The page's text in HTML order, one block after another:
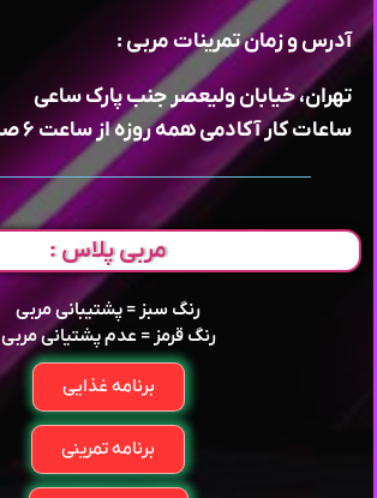
آدرس و زمان تمرینات مربی :
تهران، خیابان ولیعصر جنب پارک ساعی
ساعات کار آکادمی همه روزه از ساعت ۶ صبح الی ۲۴
مربی پلاس :
رنگ سبز = پشتیبانی مربی
رنگ قرمز = عدم پشتیانی مربی
برنامه غذایی
برنامه تمرینی